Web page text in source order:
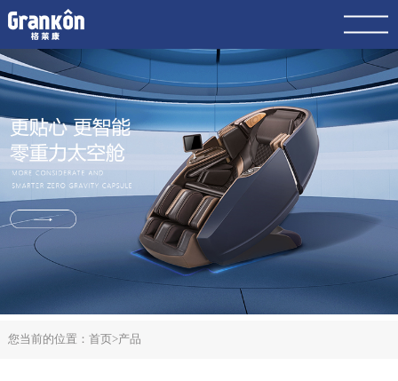
网站首页
品牌
荣泰
4K
产品
动态
联系
您当前的位置： 首页>产品